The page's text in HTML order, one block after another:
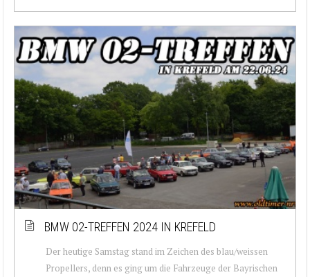
BMW 02-TREFFEN 2024 IN KREFELD
Der heutige Samstag stand im Zeichen des blau/weissen
Propellers, denn es ging um die Fahrzeuge der Bayrischen